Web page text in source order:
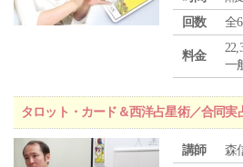
回数
全
料金
一
タロット・カード＆西洋占星術／合同
講師
森